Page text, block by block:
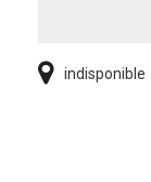
indisponible